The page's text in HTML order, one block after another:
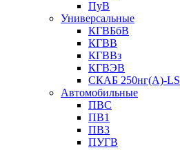
ПуВ
Универсальные
КГВБбВ
КГВВ
КГВВз
КГВЭВ
СКАБ 250нг(А)-LS
Автомобильные
ПВС
ПВ1
ПВ3
ПУГВ